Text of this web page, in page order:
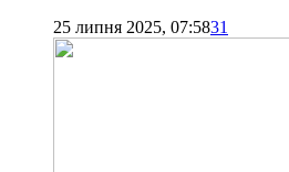
25 липня 2025, 07:5831